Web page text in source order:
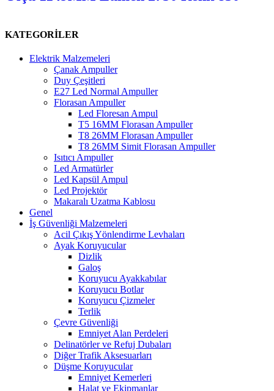
KATEGORİLER
Elektrik Malzemeleri
Çanak Ampuller
Duy Çeşitleri
E27 Led Normal Ampuller
Florasan Ampuller
Led Floresan Ampul
T5 16MM Florasan Ampuller
T8 26MM Florasan Ampuller
T8 26MM Simit Florasan Ampuller
Isıtıcı Ampuller
Led Armatürler
Led Kapsül Ampul
Led Projektör
Makaralı Uzatma Kablosu
Genel
İş Güvenliği Malzemeleri
Acil Çıkış Yönlendirme Levhaları
Ayak Koruyucular
Dizlik
Galoş
Koruyucu Ayakkabılar
Koruyucu Botlar
Koruyucu Çizmeler
Terlik
Çevre Güvenliği
Emniyet Alan Perdeleri
Delinatörler ve Refuj Dubaları
Diğer Trafik Aksesuarları
Düşme Koruyucular
Emniyet Kemerleri
Halat ve Ekipmanlar